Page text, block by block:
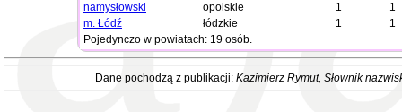
namysłowski
opolskie 1
1
m. Łódź
łódzkie 1
1
Pojedynczo w powiatach: 19 osób.
Dane pochodzą z publikacji: Kazimierz Rymut, Słownik